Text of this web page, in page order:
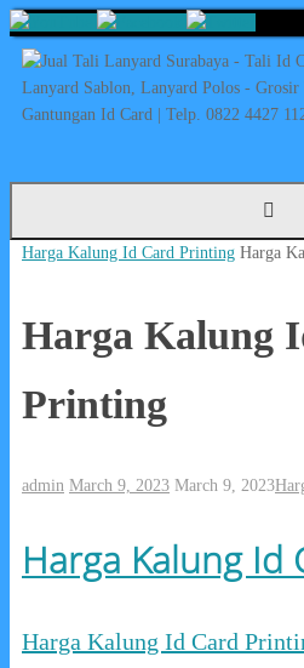
Skip
Home
Harga Kalung Id Card Printing Harga
Harga Kalung
Printing
admin March 9, 2023 March 9, 2023
Harga Kalung Id
Harga Kalung Id Card